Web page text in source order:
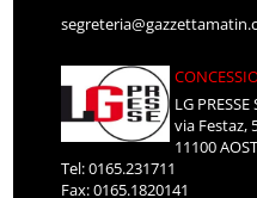
LG PRESSE
via Festaz,
11100
Tel: 0165.231711
Fax: 0165.1820141